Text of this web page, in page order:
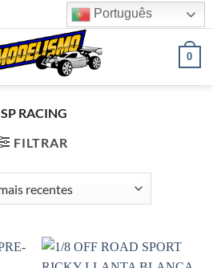
Português
0
SP RACING
FILTRAR